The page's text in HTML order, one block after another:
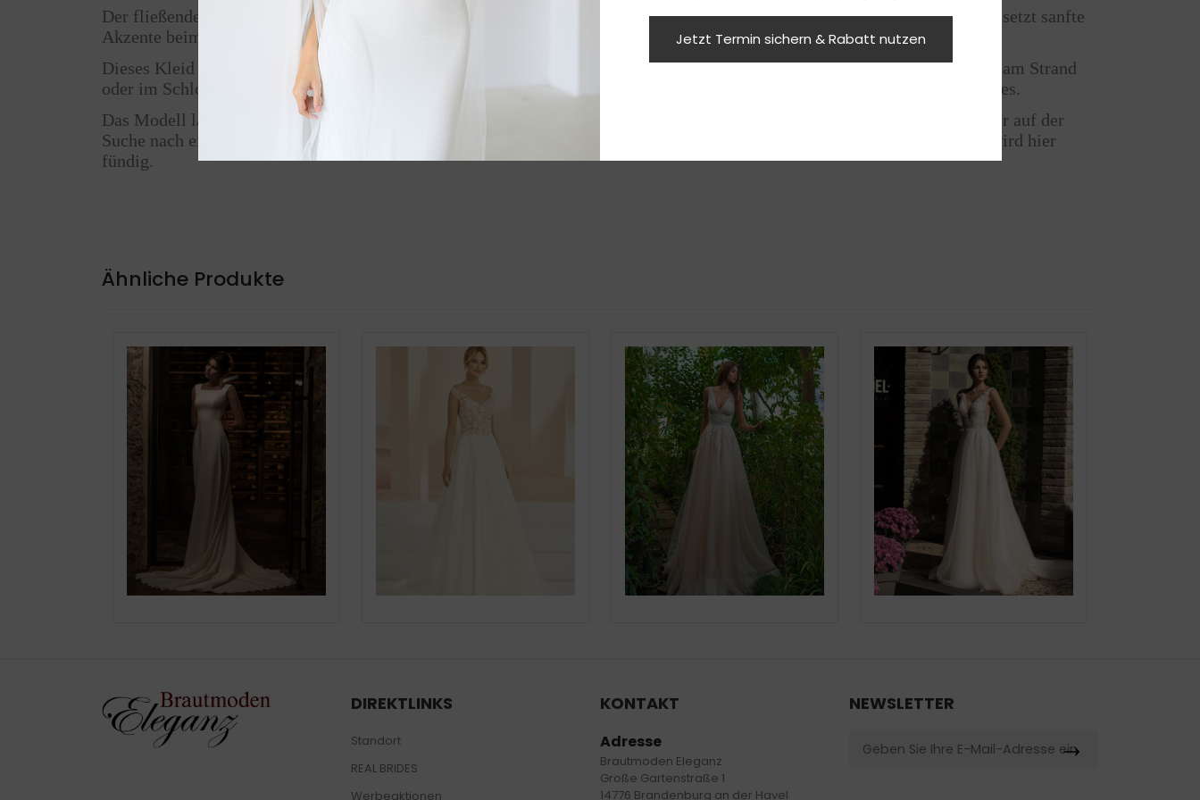
Der fließende Chiffon-Rock rundet das Gesamtbild ab. Er bewegt sich weich mit jeder Bewegung, verleiht Leichtigkeit und setzt sanfte
Akzente beim Gehen. Trotz seines luftigen Materials wirkt der Rock hochwertig und sorgt für ein edles Finish.
Dieses Kleid richtet sich an Bräute, die sich Natürlichkeit, Romantik und Klasse in einem Modell wünschen. Ob im Garten, am Strand
oder im Schloss – dieses Brautkleid passt zu jeder Location und macht dich garantiert zum strahlenden Mittelpunkt des Tages.
Das Modell lässt sich ideal mit zarten Haarkränzen, Vintage-Schleiern oder minimalistischen Accessoires kombinieren. Wer auf der
Suche nach einem Brautkleid mit tiefem Rückenausschnitt und einem Mix aus Vintage, Boho und klassischer Eleganz ist, wird hier
fündig.
Ähnliche Produkte
DIREKTLINKS
Standort
REAL BRIDES
Werbeaktionen
KONTAKT
Adresse
Brautmoden Eleganz
Große Gartenstraße 1
14776 Brandenburg an der Havel
NEWSLETTER
Jetzt Termin sichern & Rabatt nutzen